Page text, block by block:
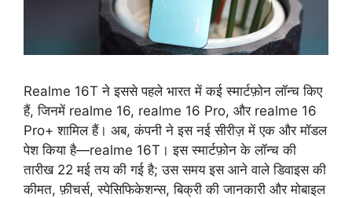
Realme 16T ने इससे पहले भारत में कई स्मार्टफ़ोन लॉन्च किए
हैं, जिनमें realme 16, realme 16 Pro, और realme 16
Pro+ शामिल हैं। अब, कंपनी ने इस नई सीरीज़ में एक और मॉडल
पेश किया है—realme 16T। इस स्मार्टफ़ोन के लॉन्च की
तारीख 22 मई तय की गई है; उस समय इस आने वाले डिवाइस की
कीमत, फ़ीचर्स, स्पेसिफिकेशन्स, बिक्री की जानकारी और मोबाइल